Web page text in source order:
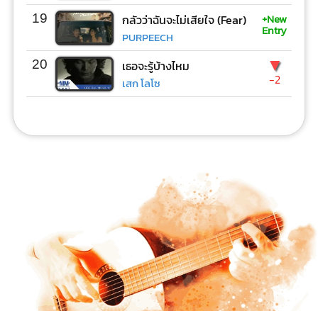
19 กลัวว่าฉันจะไม่เสียใจ (Fear)
PURPEECH
+New
Entry
20 เธอจะรู้บ้างไหม
เสก โลโซ
▼
-2